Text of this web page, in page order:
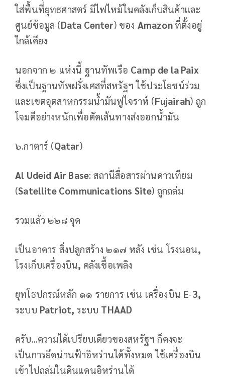
ใส่พื้นที่ยุทธศาสตร์ มีไฟไหม้ในคลังเก็บสินค้าและ
ศูนย์ข้อมูล (Data Center) ของ Amazon ที่ตั้งอยู่
ใกล้เคียง
นอกจาก ๒ แห่งนี้ ฐานทัพเรือ Camp de la Paix
ซึ่งเป็นฐานทัพฝรั่งเศสที่สหรัฐฯ ใช้ประโยชน์ร่วม
และเขตอุตสาหกรรมน้ำมันฟูไจราห์ (Fujairah) ถูก
โจมตีอย่างหนักเพื่อตัดเส้นทางส่งออกน้ำมัน
๖.กาตาร์ (Qatar)
Al Udeid Air Base: สถานีสื่อสารผ่านดาวเทียม
(Satellite Communications Site) ถูกถล่ม
รวมแล้ว ๒๒๘ จุด
เป็นอาคาร สิ่งปลูกสร้าง ๒๑๗ หลัง เช่น โรงนอน,
โรงเก็บเครื่องบิน, คลังเชื้อเพลิง
ยุทโธปกรณ์หลัก ๑๑ รายการ เช่น เครื่องบิน E-3,
ระบบ Patriot, ระบบ THAAD
ครับ...ความได้เปรียบเดียวของสหรัฐฯ ก็คงจะ
เป็นการยึดน่านฟ้าอิหร่านได้ทั้งหมด ใช้เครื่องบิน
เข้าไปถล่มในดินแดนอิหร่านได้